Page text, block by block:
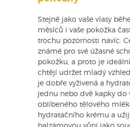
Stejně jako vaše vlasy
měsíců i vaše pokožka
trochu pozornosti navíc.
známé pro své úžasné
pokožku, a proto je
chtějí udržet mladý
je dobře vyživená a
jednu nebo dvě kapky do
oblíbeného tělového
hydratačního krému a